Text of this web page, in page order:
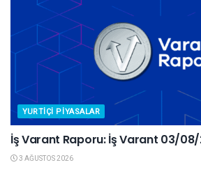
YURTIÇI PIYASALAR
İş Varant Raporu: İş Varant 03/
3 AĞUSTOS 2026